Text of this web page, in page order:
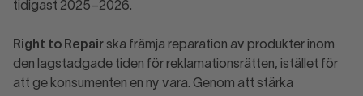
tidigast 2025–2026.
Right to Repair ska främja reparation av produkter inom
den lagstadgade tiden för reklamationsrätten, istället för
att ge konsumenten en ny vara. Genom att stärka